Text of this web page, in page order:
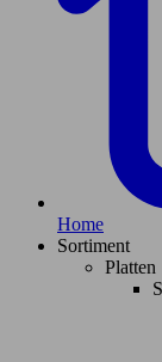
Home
Sortiment
Platten